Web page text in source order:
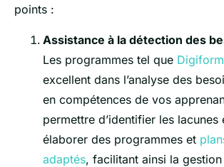
points :
Assistance à la détection des
Les programmes tel que
excellent dans l’analyse des
en compétences de vos
permettre d’identifier les lacunes
élaborer des programmes et
adaptés, facilitant ainsi la